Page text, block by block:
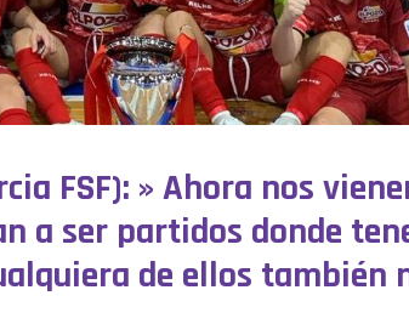
FSF): » Ahora nos
a ser partidos donde
de ellos también